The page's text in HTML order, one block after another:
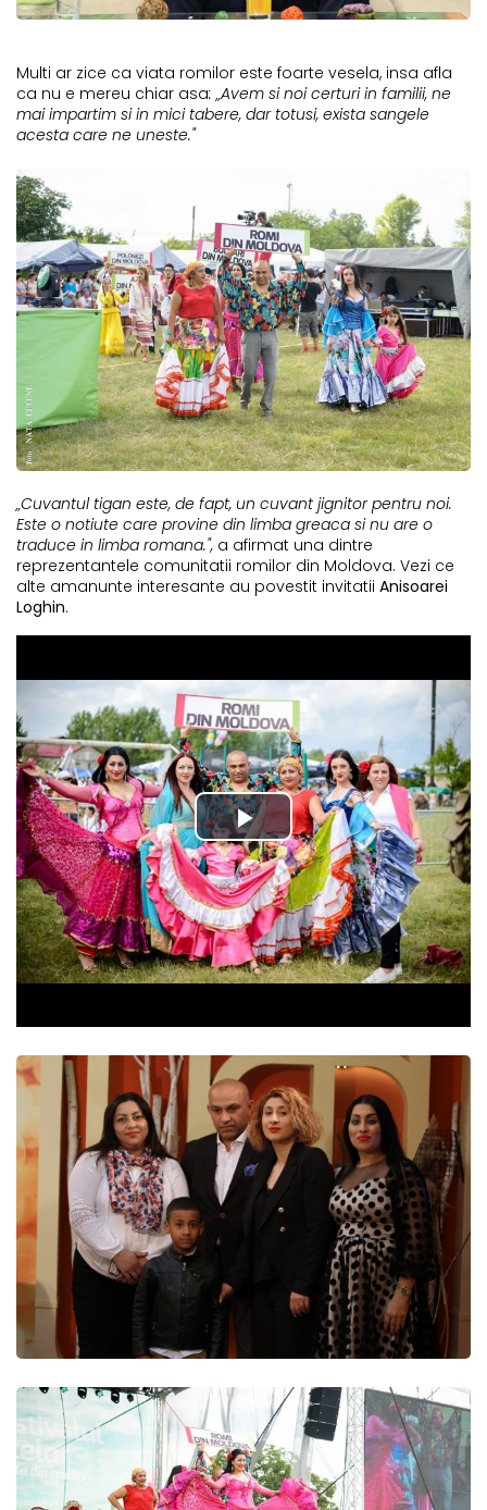
Multi ar zice ca viata romilor este foarte vesela, insa afla
ca nu e mereu chiar asa: „Avem si noi certuri in familii, ne
mai impartim si in mici tabere, dar totusi, exista sangele
acesta care ne uneste."
„Cuvantul tigan este, de fapt, un cuvant jignitor pentru noi.
Este o notiute care provine din limba greaca si nu are o
traduce in limba romana.", a afirmat una dintre
reprezentantele comunitatii romilor din Moldova. Vezi ce
alte amanunte interesante au povestit invitatii Anisoarei
Loghin.